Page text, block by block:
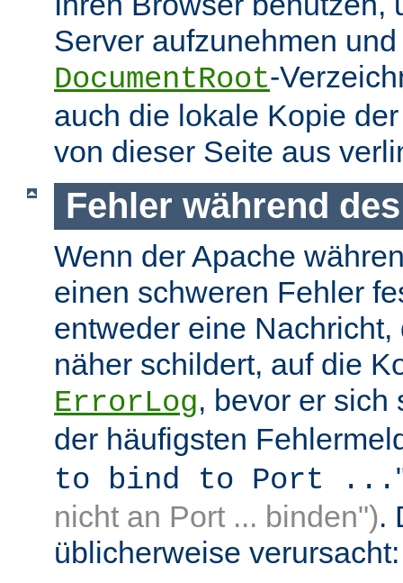
Server aufzunehmen
DocumentRoot-
auch die lokale Kopie
von dieser Seite aus
Fehler während
Wenn der Apache
einen schweren Fehler
entweder eine
näher schildert, auf die
ErrorLog, bevor er sich
der häufigsten
to bind to Port ...
nicht an Port ... binden").
üblicherweise verursacht: